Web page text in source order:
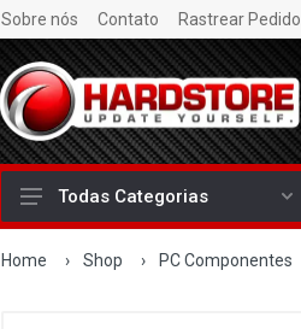
Sobre nós Contato Rastrear Pedido
Todas Categorias
Home › Shop › PC Componentes